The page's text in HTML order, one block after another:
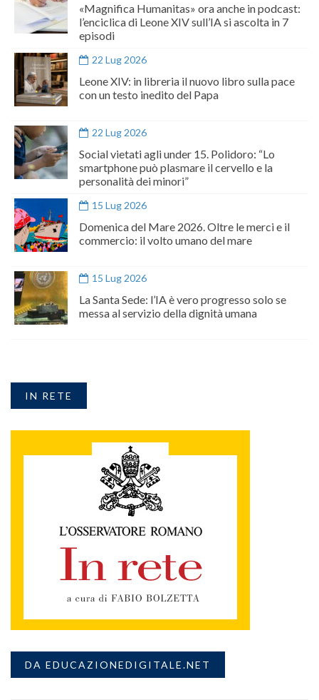
«Magnifica Humanitas» ora anche in podcast:
l’enciclica di Leone XIV sull’IA si ascolta in 7
episodi
22 Lug 2026
Leone XIV: in libreria il nuovo libro sulla pace
con un testo inedito del Papa
22 Lug 2026
Social vietati agli under 15. Polidoro: “Lo
smartphone può plasmare il cervello e la
personalità dei minori”
15 Lug 2026
Domenica del Mare 2026. Oltre le merci e il
commercio: il volto umano del mare
15 Lug 2026
La Santa Sede: l’IA è vero progresso solo se
messa al servizio della dignità umana
IN RETE
DA EDUCAZIONEDIGITALE.NET